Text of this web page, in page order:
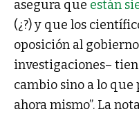
asegura que están
(¿?) y que los
oposición al
investigaciones–
cambio sino a lo que
ahora mismo”. La